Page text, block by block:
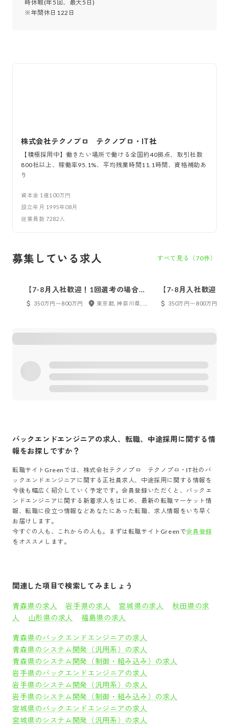
時休暇(年5回、最大5日)
※年間休日122日
株式会社テクノプロ テクノプロ・IT社
【積極採用中】働きたい場所で働ける全国約40拠点、取引社数
800社以上、稼働率95.1%、平均残業時間11.1時間、資格補助あ
り
資本金 1億100万円
設立年月 1995年08月
従業員数 7282 人
募集している求人 すべて見る（70件）
【7-8月入社歓迎！1回選考の場合あ
り】＜東京勤務＞アプリケーション
350万円〜800万円
【7-8月入社歓迎！
り】＜東京勤務＞
350万円〜800万円
バックエンドエンジニアの求人、転職、中途採用に関する情
報をお探しですか？
転職サイトGreenでは、 株式会社テクノプロ テクノプロ・IT社の バ
ックエンドエンジニア に関する正社員求人、中途採用に関する情報を
今後も幅広く紹介していく予定です。会員登録いただくと、 バックエ
ンドエンジニア に関する新着求人をはじめ、最新の転職マーケット情
報、転職に役立つ情報などあなたにあった転職、求人情報をいち早く
お届けします。
今すぐの人も、これからの人も。まずは転職サイトGreenで会員登録
をオススメします。
関連した項目で検索してみましょう
青森県の求人 岩手県の求人 宮城県の求人
秋田県の求
人
山形県の求人 福島県の求人
青森県のバックエンドエンジニアの求人
青森県のシステム開発（汎用系）の求人
青森県のシステム開発（制御・組み込み）の求人
岩手県のバックエンドエンジニアの求人
岩手県のシステム開発（汎用系）の求人
岩手県のシステム開発（制御・組み込み）の求人
宮城県のバックエンドエンジニアの求人
宮城県のシステム開発（汎用系）の求人